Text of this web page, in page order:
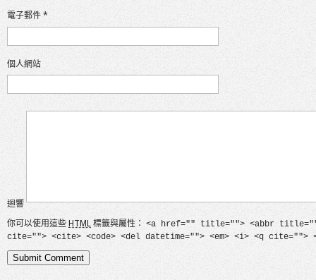
電子郵件 *
個人網站
迴響
你可以使用這些 HTML 標籤與屬性： <a href="" title=""> <abbr
cite=""> <cite> <code> <del datetime=""> <em> <i> <q cite="">